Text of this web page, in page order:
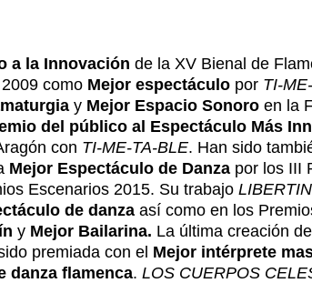
a la Innovación de la XV Bienal de
como Mejor espectáculo por TI-
y Mejor Espacio Sonoro en la
del público al Espectáculo Más
con TI-ME-TA-BLE. Han sido
Mejor Espectáculo de Danza por los III
Escenarios 2015. Su trabajo
de danza así como en los
y Mejor Bailarina. La última creación
premiada con el Mejor intérprete
danza flamenca. LOS CUERPOS